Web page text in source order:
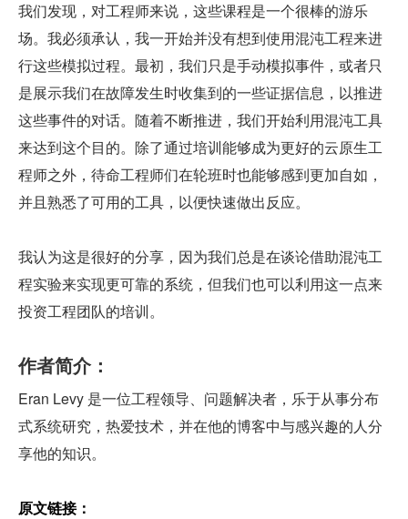
我们发现，对工程师来说，这些课程是一个很棒的游乐
场。我必须承认，我一开始并没有想到使用混沌工程来进
行这些模拟过程。最初，我们只是手动模拟事件，或者只
是展示我们在故障发生时收集到的一些证据信息，以推进
这些事件的对话。随着不断推进，我们开始利用混沌工具
来达到这个目的。除了通过培训能够成为更好的云原生工
程师之外，待命工程师们在轮班时也能够感到更加自如，
并且熟悉了可用的工具，以便快速做出反应。
我认为这是很好的分享，因为我们总是在谈论借助混沌工
程实验来实现更可靠的系统，但我们也可以利用这一点来
投资工程团队的培训。
作者简介：
Eran Levy 是一位工程领导、问题解决者，乐于从事分布
式系统研究，热爱技术，并在他的博客中与感兴趣的人分
享他的知识。
原文链接：